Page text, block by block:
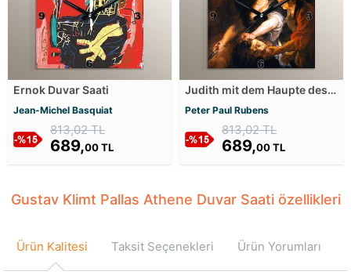
Ernok Duvar Saati
Jean-Michel Basquiat
813,02 TL
689,00 TL
Judith mit dem Haupte des
Peter Paul Rubens
813,02 TL
689,00 TL
Gustav Klimt Pallas Athene Duvar Saati özellikleri
Ürün Kalitesi Taksit Seçenekleri Ürün Yorumları